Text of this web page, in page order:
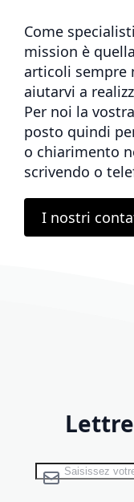
Come
mission è
articoli sempre
aiutarvi a
Per noi la
posto quindi
o chiarimento
scrivendo o
I nostri
Inscription à